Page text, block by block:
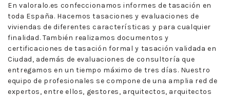
En valoralo.es confeccionamos informes de tasación en
toda España. Hacemos tasaciones y evaluaciones de
viviendas de diferentes características y para cualquier
finalidad. También realizamos documentos y
certificaciones de tasación formal y tasación validada en
Ciudad, además de evaluaciones de consultoría que
entregamos en un tiempo máximo de tres días. Nuestro
equipo de profesionales se compone de una amplia red de
expertos, entre ellos, gestores, arquitectos, arquitectos